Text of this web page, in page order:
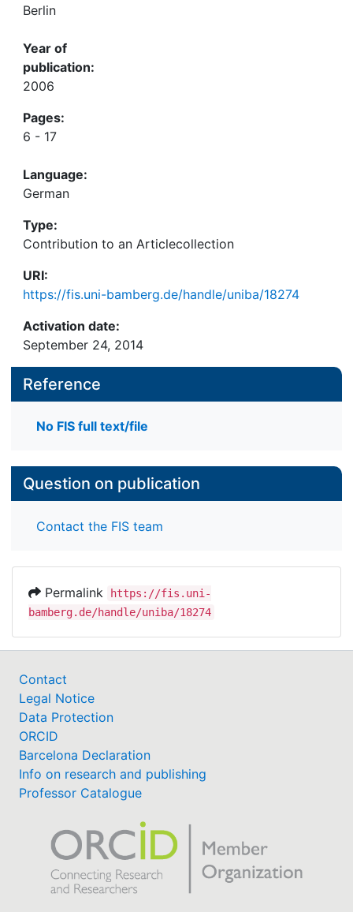
Berlin
Year of
publication:
2006
Pages:
6 - 17
Language:
German
Type:
Contribution to an Articlecollection
URI:
https://fis.uni-bamberg.de/handle/uniba/18274
Activation date:
September 24, 2014
Reference
No FIS full text/file
Question on publication
Contact the FIS team
Permalink
https://fis.uni-
bamberg.de/handle/uniba/18274
Contact
Legal Notice
Data Protection
ORCID
Barcelona Declaration
Info on research and publishing
Professor Catalogue